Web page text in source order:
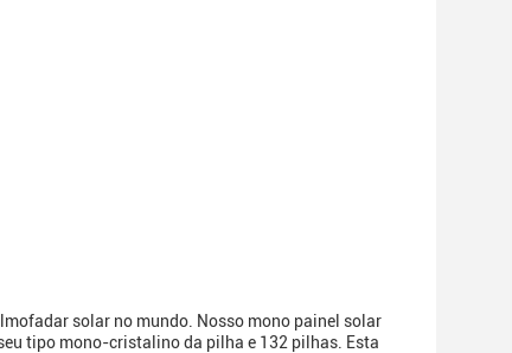
solar no mundo. Nosso mono painel solar
tipo mono-cristalino da pilha e 132 pilhas. Esta